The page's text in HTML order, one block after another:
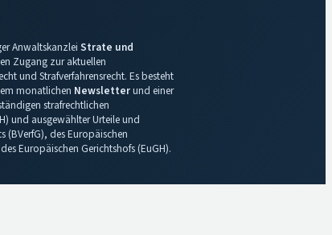
Anwaltskanzlei Strate und
Zugang zur aktuellen
und Strafverfahrensrecht. Es besteht
monatlichen Newsletterund einer
strafrechtlichen
und ausgewählter Urteile und
(BVerfG), des Europäischen
Europäischen Gerichtshofs (EuGH).